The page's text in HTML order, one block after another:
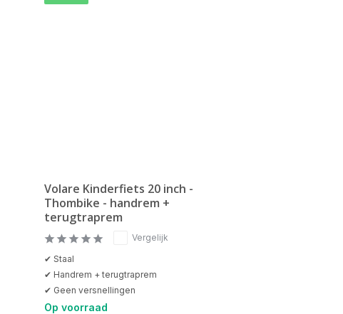
Volare Kinderfiets 20 inch -
Thombike - handrem +
terugtraprem
Vergelijk
✔ Staal
✔ Handrem + terugtraprem
✔ Geen versnellingen
Op voorraad